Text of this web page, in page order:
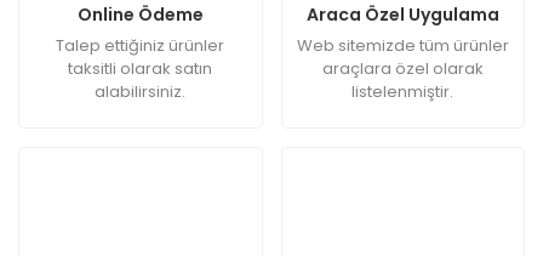
Online Ödeme
Talep ettiğiniz ürünler
taksitli olarak satın
alabilirsiniz.
Araca Özel Uygulama
Web sitemizde tüm ürünler
araçlara özel olarak
listelenmiştir.